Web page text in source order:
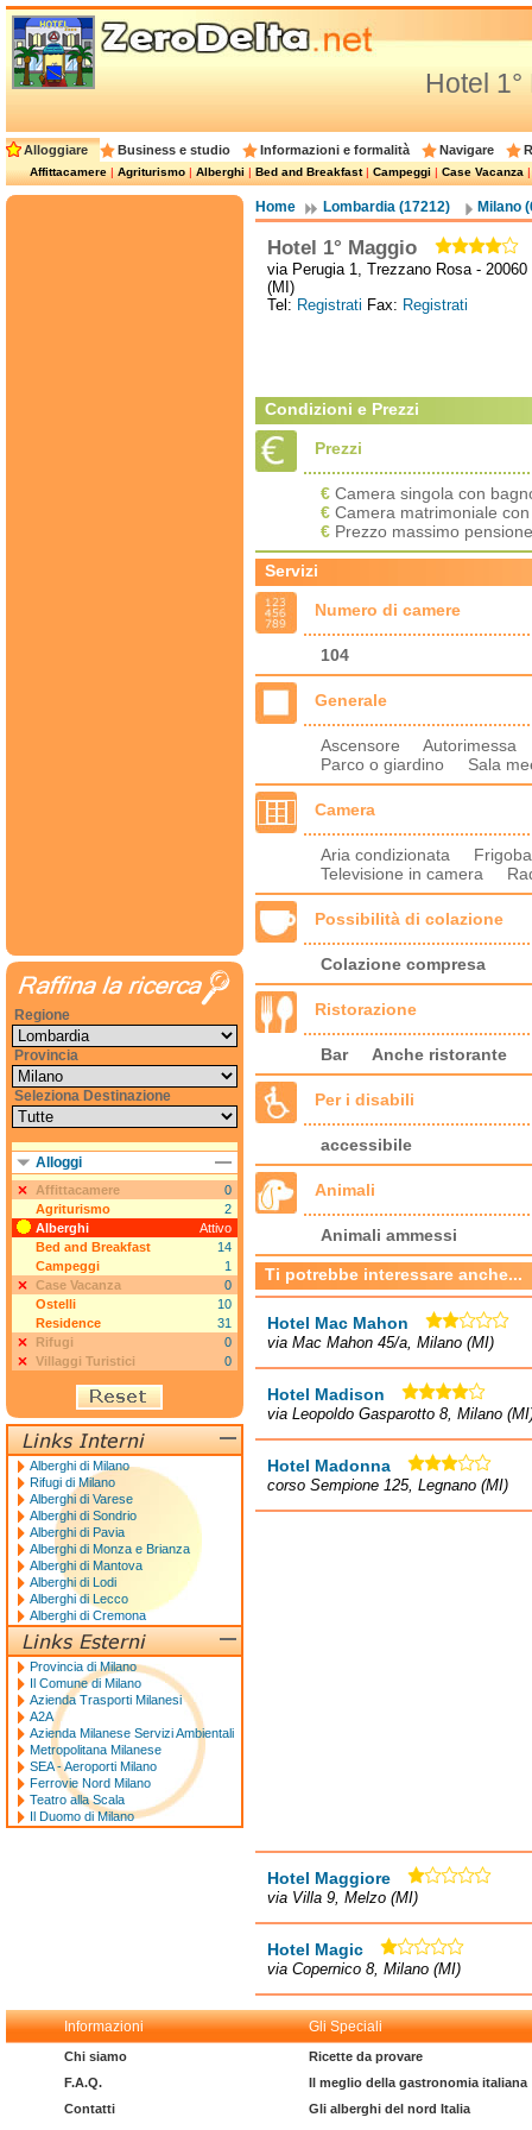
Hotel
Alloggiare Business e studio Informazioni e formalità Navigare
Affittacamere|Agriturismo|Alberghi|Bed and Breakfast|Campeggi|Case Vacanza
Home Lombardia (17212) Milano
Hotel 1° Maggio
via Perugia 1, Trezzano Rosa - 20060
(MI)
Tel: Registrati Fax: Registrati
Condizioni e Prezzi
Prezzi
€ Camera singola con
€ Camera matrimoniale
€ Prezzo massimo
Servizi
Numero di camere
104
Generale
Ascensore
Parco o giardino Sala
Camera
Aria condizionata
Televisione in camera
Possibilità di colazione
Colazione compresa
Ristorazione
Bar Anche ristorante
Per i disabili
accessibile
Animali
Animali ammessi
Ti potrebbe interessare anche...
Hotel Mac Mahon
via Mac Mahon 45/a, Milano (MI)
Hotel Madison
via Leopoldo Gasparotto 8, Milano
Hotel Madonna
corso Sempione 125, Legnano (MI)
Hotel Maggiore
via Villa 9, Melzo (MI)
Hotel Magic
via Copernico 8, Milano (MI)
Regione
Provincia
Seleziona Destinazione
Alloggi
Affittacamere
0
Agriturismo
2
Alberghi
Attivo
Bed and Breakfast
14
Campeggi
1
Case Vacanza
0
Ostelli
10
Residence
31
Rifugi
0
Villaggi Turistici
0
Alberghi di Milano
Rifugi di Milano
Alberghi di Varese
Alberghi di Sondrio
Alberghi di Pavia
Alberghi di Monza e Brianza
Alberghi di Mantova
Alberghi di Lodi
Alberghi di Lecco
Alberghi di Cremona
Provincia di Milano
Il Comune di Milano
Azienda Trasporti Milanesi
A2A
Azienda Milanese Servizi Ambientali
Metropolitana Milanese
SEA - Aeroporti Milano
Ferrovie Nord Milano
Teatro alla Scala
Il Duomo di Milano
Informazioni Gli Speciali
Chi siamo
F.A.Q.
Contatti
Ricette da provare
Il meglio della gastronomia italiana
Gli alberghi del nord Italia